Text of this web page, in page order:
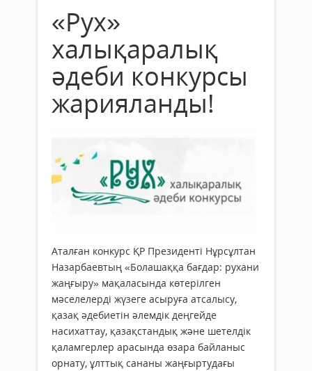
«Рух»
халықаралық
әдеби конкурсы
жарияланды!
Аталған конкурс ҚР Прези­денті Нұрсұлтан
Назарбаев­тың «Болашаққа бағдар: рухани
жаң­ғыру» мақа­ла­сында кө­терілген
мәселелерді жүзе­ге асыруға атсалысу,
қазақ әдебиетін әлем­дік деңгейде
насихаттау, қазақстандық және шет­елдік
қаламгерлер арасында өзара байланыс
орнату, ұлттық сананы жаң­ғыртудағы